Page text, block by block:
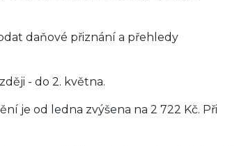
daňové přiznání a přehledy
- do 2. května.
je od ledna zvýšena na 2 722 Kč. Při